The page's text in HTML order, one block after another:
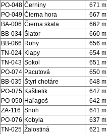
PO-048 Černiny 671 m
PO-049 Čierna hora 667 m
BA-006 Čierna skala 662 m
BB-034 Šiator 660 m
BB-066 Rohy 656 m
TN-024 Klapy 654 m
TN-043 Sokol 651 m
PO-074 Pacutová 650 m
BB-035 Štyri chotáre 648 m
PO-075 Kaštielik 647 m
PO-050 Haľagoš 642 m
ZA-116 Snoh 641 m
PO-076 Kobyla 637 m
TN-025 Žalostiná 621 m